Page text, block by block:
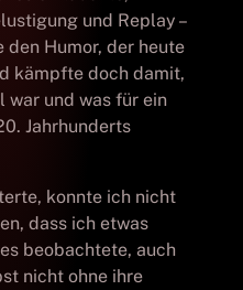
und Replay –
den Humor, der heute
kämpfte doch damit,
war und was für ein
Jahrhunderts
konnte ich nicht
dass ich etwas
beobachtete, auch
nicht ohne ihre